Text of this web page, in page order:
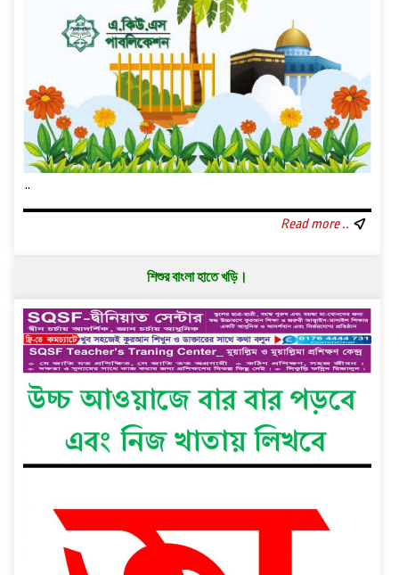
..
Read more ..
শিশুর বাংলা হাতে খড়ি।